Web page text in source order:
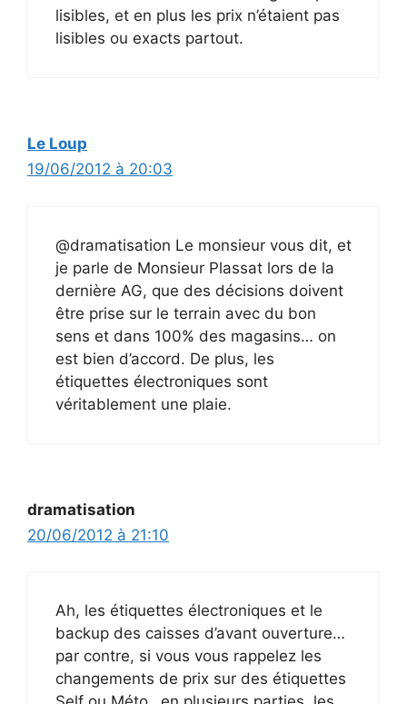
lisibles, et en plus les prix n’étaient pas
lisibles ou exacts partout.
Le Loup
19/06/2012 à 20:03
@dramatisation Le monsieur vous dit, et
je parle de Monsieur Plassat lors de la
dernière AG, que des décisions doivent
être prise sur le terrain avec du bon
sens et dans 100% des magasins… on
est bien d’accord. De plus, les
étiquettes électroniques sont
véritablement une plaie.
dramatisation
20/06/2012 à 21:10
Ah, les étiquettes électroniques et le
backup des caisses d’avant ouverture…
par contre, si vous vous rappelez les
changements de prix sur des étiquettes